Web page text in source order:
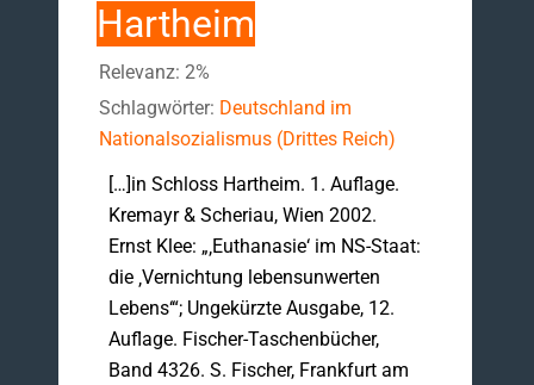
Hartheim
Relevanz: 2%
Schlagwörter: Deutschland im
Nationalsozialismus (Drittes Reich)
[…]in Schloss Hartheim. 1. Auflage.
Kremayr & Scheriau, Wien 2002.
Ernst Klee: „‚Euthanasie‘ im NS-Staat:
die ‚Vernichtung lebensunwerten
Lebens‘“; Ungekürzte Ausgabe, 12.
Auflage. Fischer-Taschenbücher,
Band 4326. S. Fischer, Frankfurt am